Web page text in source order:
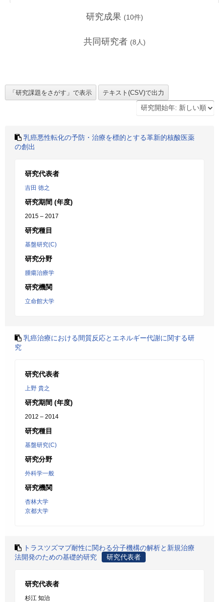
研究成果 (10件)
共同研究者 (8 人)
乳癌悪性転化の予防・治療を標的とする革新的核酸医薬
の創出
研究代表者
吉田 徳之
研究期間 (年度)
2015 – 2017
研究種目
基盤研究(C)
研究分野
腫瘍治療学
研究機関
立命館大学
乳癌治療における間質反応とエネルギー代謝に関する研
究
研究代表者
上野 貴之
研究期間 (年度)
2012 – 2014
研究種目
基盤研究(C)
研究分野
外科学一般
研究機関
杏林大学
京都大学
トラスツズマブ耐性に関わる分子機構の解析と新規治療
法開発のための基礎的研究
研究代表者
研究代表者
杉江 知治